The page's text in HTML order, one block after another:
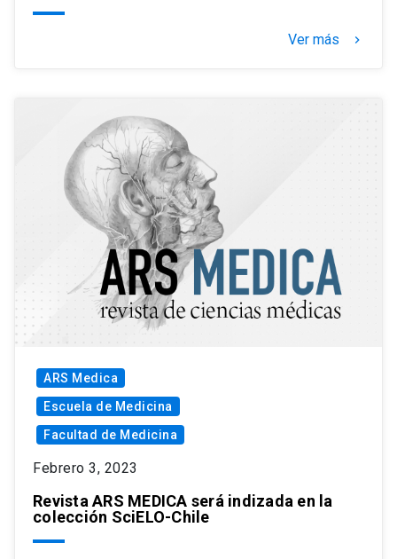
Ver más keyboard_arrow_right
ARS Medica
Escuela de Medicina
Facultad de Medicina
Febrero 3, 2023
Revista ARS MEDICA será indizada en la
colección SciELO-Chile